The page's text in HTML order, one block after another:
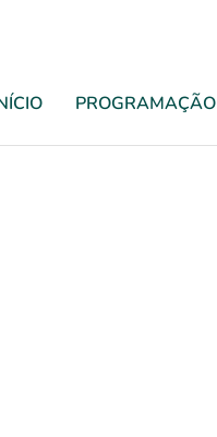
PROGRAMAÇÃO